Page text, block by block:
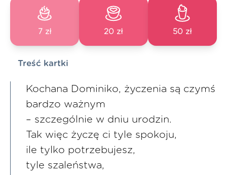
7 zł 20 zł 50 zł
Treść kartki
Kochana Dominiko, życzenia są czymś
bardzo ważnym
– szczególnie w dniu urodzin.
Tak więc życzę ci tyle spokoju,
ile tylko potrzebujesz,
tyle szaleństwa,